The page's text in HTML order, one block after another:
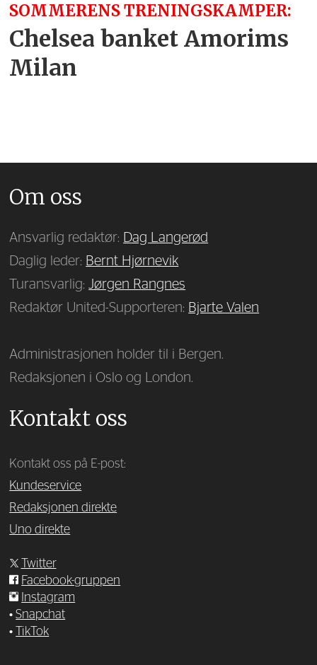
SOMMERENS TRENINGSKAMPER:
Chelsea banket Amorims
Milan
Om oss
Ansvarlig redaktør: Dag Langerød
Daglig leder: Bernt Hjørnevik
Turansvarlig:Jørgen Rangnes
Redaktør United-Supporteren: Bjarte Valen
Administrasjonen holder til i Bergen.
Redaksjonen i Oslo og London.
Kontakt oss
Kontakt oss på E-post:
Kundeservice
Redaksjonen direkte
Uno direkte
Twitter
Facebook-gruppen
Instagram
•Snapchat
•
TikTok